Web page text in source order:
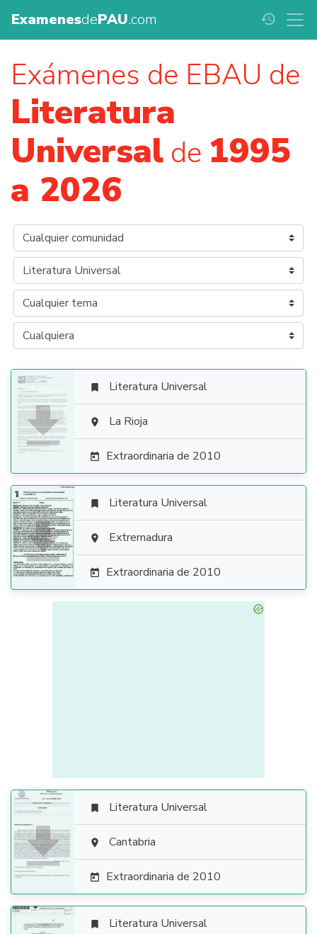
ExamenesdePAU.com history
Exámenes de EBAU de
Literatura
Universal de 1995
a 2026

 Literatura Universal
 La Rioja
 Extraordinaria de 2010

 Literatura Universal
 Extremadura
 Extraordinaria de 2010

 Literatura Universal
 Cantabria
 Extraordinaria de 2010
 Literatura Universal